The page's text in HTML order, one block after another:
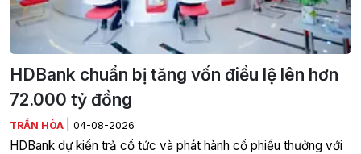
HDBank chuẩn bị tăng vốn điều lệ lên hơn
72.000 tỷ đồng
TRẦN HÒA 04-08-2026
HDBank dự kiến trả cổ tức và phát hành cổ phiếu thưởng với